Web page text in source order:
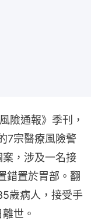
險通報》季刊，
7宗醫療風險警
，涉及一名接
錯置於胃部。翻
歲病人，接受手
世。